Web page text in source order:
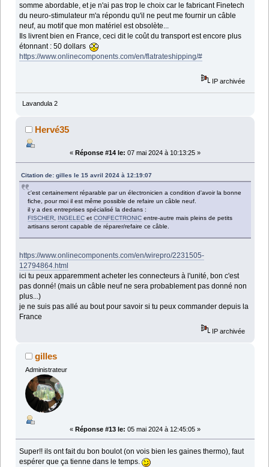
somme abordable, et je n'ai pas trop le choix car le fabricant Finetech
du neuro-stimulateur m'a répondu qu'il ne peut me fournir un câble
neuf, au motif que mon matériel est obsolète...
Ils livrent bien en France, ceci dit le coût du transport est encore plus
étonnant : 50 dollars
https://www.onlinecomponents.com/en/flatrateshipping/#
IP archivée
Lavandula 2
Hervé35
« Réponse #14 le: 07 mai 2024 à 10:13:25 »
Citation de: gilles le 15 avril 2024 à 12:19:07
c'est certainement réparable par un électronicien a condition d'avoir la bonne
fiche, pour moi il est même possible de refaire un câble neuf.
il y a des entreprises spécialisé la dedans :
FISCHER
INGELEC etCONFECTRONIC entre-autre mais pleins de petits
artisans seront capable de réparer/refaire ce câble.
https://www.onlinecomponents.com/en/wirepro/2231505-
12794864.html
ici tu peux apparemment acheter les connecteurs à l'unité, bon c'est
pas donné! (mais un câble neuf ne sera probablement pas donné non
plus...)
je ne suis pas allé au bout pour savoir si tu peux commander depuis la
France
IP archivée
gilles
Administrateur
« Réponse #13 le: 05 mai 2024 à 12:45:05 »
Super!! ils ont fait du bon boulot (on vois bien les gaines thermo), faut
espérer que ça tienne dans le temps.